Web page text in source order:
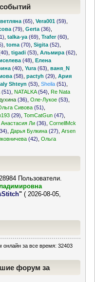
(65) ,Vera001 (59)
(79) ,Gerta (36)
,talka-ya (69) ,Trafer(60)
,toma (70) ,Sigita (52)
,tigadi (53) ,Альмира (62)
(48) ,Елена
(40) ,Yura (63) ,ваня_N
(58) ,pactyh (29) ,Ария
Shteyn (53) ,Sheila (51)
(51) NATALKA(54)
Re Nata
(36) ,Оле-Лукое (53)
Сивова (51)
(29) ,TomCatGun (47)
,Анастасия Ли (36) ,CornellMck
Дарья Булкина (27) ,Arsen
(42) ,Ольга
Пользователи.
" ( 2026-08-05,
онлайн за все время: 32403
форум за